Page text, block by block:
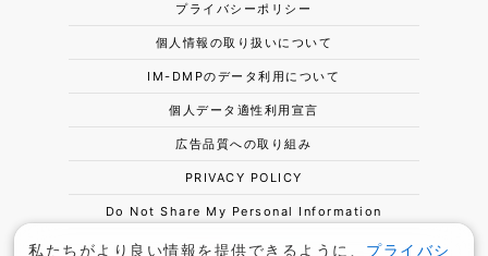
プライバシーポリシー
個人情報の取り扱いについて
IM-DMPのデータ利用について
個人データ適性利用宣言
広告品質への取り組み
PRIVACY POLICY
Do Not Share My Personal Information
私たちがより良い情報を提供できるように、 プライバシ